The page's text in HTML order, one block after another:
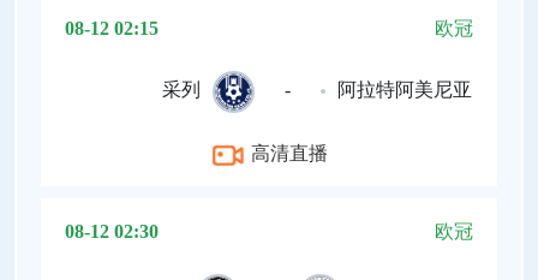
08-12 02:15 欧冠
采列 - 阿拉特阿美尼亚
高清直播
08-12 02:30 欧冠